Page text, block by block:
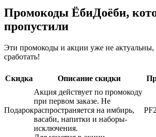
Промокоды ЁбиДоёби,
пропустили
Эти промокоды и акции уже не актуальны,
сработать!
Скидка Описание скидки
Подарок
Акция действует по промокоду
при первом заказе. Не
распространяется на имбирь,
васаби, напитки и наборы-
исключения.